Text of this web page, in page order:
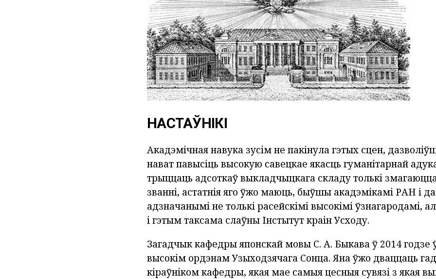
НАСТАЎНІКІ
Акадэмічная навука зусім не пакінула гэтых сцен,
нават павысіць высокую савецкае якасць гуманітарнай
трыццаць адсоткаў выкладчыцкага складу толькі
званні, астатнія яго ўжо маюць, быўшы акадэмікамі РАН і
адзначанымі не толькі расейскімі высокімі ўзнагародамі,
і гэтым таксама слаўны Інстытут краін Усходу.
Загадчык кафедры японскай мовы С. А. Быкава ў 2014 годзе
высокім ордэнам Узыходзячага Сонца. Яна ўжо дваццаць
кіраўніком кафедры, якая мае самыя цесныя сувязі з якая